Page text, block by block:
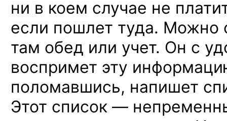
ни в коем случае не
если пошлет туда. Можно
там обед или учет. Он с
воспримет эту
поломавшись, напишет
Этот список —